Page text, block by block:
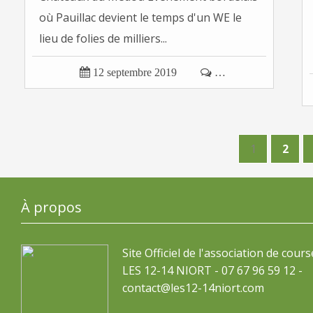
où Pauillac devient le temps d'un WE le
lieu de folies de milliers...
 12 septembre 2019  …
1 2
À propos
Site Officiel de l'association de
LES 12-14 NIORT - 07 67 96 59 12 -
contact@les12-14niort.com